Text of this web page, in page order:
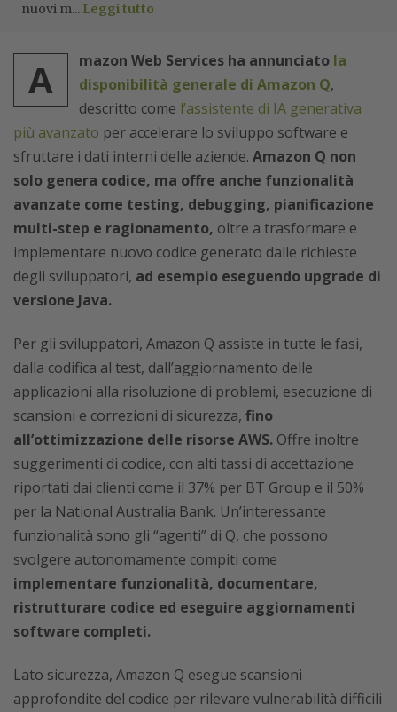
nuovi m... Leggi tutto
A mazon Web Services ha annunciato la
disponibilità generale di Amazon Q,
descritto come l’assistente di IA generativa
più avanzato per accelerare lo sviluppo software e
sfruttare i dati interni delle aziende. Amazon Q non
solo genera codice, ma offre anche funzionalità
avanzate come testing, debugging, pianificazione
multi-step e ragionamento, oltre a trasformare e
implementare nuovo codice generato dalle richieste
degli sviluppatori, ad esempio eseguendo upgrade di
versione Java.
Per gli sviluppatori, Amazon Q assiste in tutte le fasi,
dalla codifica al test, dall’aggiornamento delle
applicazioni alla risoluzione di problemi, esecuzione di
scansioni e correzioni di sicurezza, fino
all’ottimizzazione delle risorse AWS. Offre inoltre
suggerimenti di codice, con alti tassi di accettazione
riportati dai clienti come il 37% per BT Group e il 50%
per la National Australia Bank. Un’interessante
funzionalità sono gli “agenti” di Q, che possono
svolgere autonomamente compiti come
implementare funzionalità, documentare,
ristrutturare codice ed eseguire aggiornamenti
software completi.
Lato sicurezza, Amazon Q esegue scansioni
approfondite del codice per rilevare vulnerabilità difficili